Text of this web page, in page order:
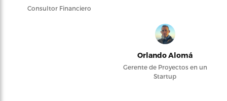
Consultor Financiero
Orlando Alomá
Gerente de Proyectos en un
Startup